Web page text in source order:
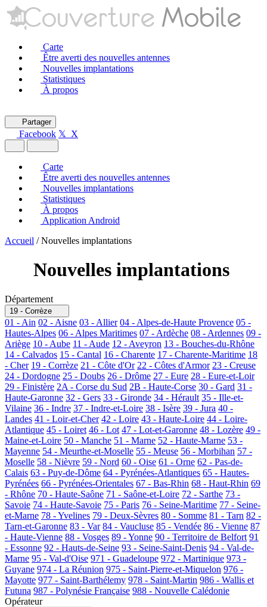
Carte
Être averti des nouvelles antennes
Nouvelles implantations
Statistiques
À propos
Partager
Facebook 𝕏 X
Carte
Être averti des nouvelles antennes
Nouvelles implantations
Statistiques
À propos
Application Android
Accueil / Nouvelles implantations
Nouvelles implantations
Département
19 - Corrèze
01 - Ain 02 - Aisne 03 - Allier 04 - Alpes-de-Haute Provence 05 -
Hautes-Alpes 06 - Alpes Maritimes 07 - Ardèche 08 - Ardennes 09 -
Ariège 10 - Aube 11 - Aude 12 - Aveyron 13 - Bouches-du-Rhône
14 - Calvados 15 - Cantal 16 - Charente 17 - Charente-Maritime 18
- Cher 19 - Corrèze 21 - Côte d'Or 22 - Côtes d'Armor 23 - Creuse
24 - Dordogne 25 - Doubs 26 - Drôme 27 - Eure 28 - Eure-et-Loir
29 - Finistère 2A - Corse du Sud 2B - Haute-Corse 30 - Gard 31 -
Haute-Garonne 32 - Gers 33 - Gironde 34 - Hérault 35 - Ille-et-
Vilaine 36 - Indre 37 - Indre-et-Loire 38 - Isère 39 - Jura 40 -
Landes 41 - Loir-et-Cher 42 - Loire 43 - Haute-Loire 44 - Loire-
Atlantique 45 - Loiret 46 - Lot 47 - Lot-et-Garonne 48 - Lozère 49 -
Maine-et-Loire 50 - Manche 51 - Marne 52 - Haute-Marne 53 -
Mayenne 54 - Meurthe-et-Moselle 55 - Meuse 56 - Morbihan 57 -
Moselle 58 - Nièvre 59 - Nord 60 - Oise 61 - Orne 62 - Pas-de-
Calais 63 - Puy-de-Dôme 64 - Pyrénées-Atlantiques 65 - Hautes-
Pyrénées 66 - Pyrénées-Orientales 67 - Bas-Rhin 68 - Haut-Rhin 69
- Rhône 70 - Haute-Saône 71 - Saône-et-Loire 72 - Sarthe 73 -
Savoie 74 - Haute-Savoie 75 - Paris 76 - Seine-Maritime 77 - Seine-
et-Marne 78 - Yvelines 79 - Deux-Sèvres 80 - Somme 81 - Tarn 82 -
Tarn-et-Garonne 83 - Var 84 - Vaucluse 85 - Vendée 86 - Vienne 87
- Haute-Vienne 88 - Vosges 89 - Yonne 90 - Territoire de Belfort 91
- Essonne 92 - Hauts-de-Seine 93 - Seine-Saint-Denis 94 - Val-de-
Marne 95 - Val-d'Oise 971 - Guadeloupe 972 - Martinique 973 -
Guyane 974 - La Réunion 975 - Saint-Pierre-et-Miquelon 976 -
Mayotte 977 - Saint-Barthélemy 978 - Saint-Martin 986 - Wallis et
Futuna 987 - Polynésie Française 988 - Nouvelle Calédonie
Opérateur